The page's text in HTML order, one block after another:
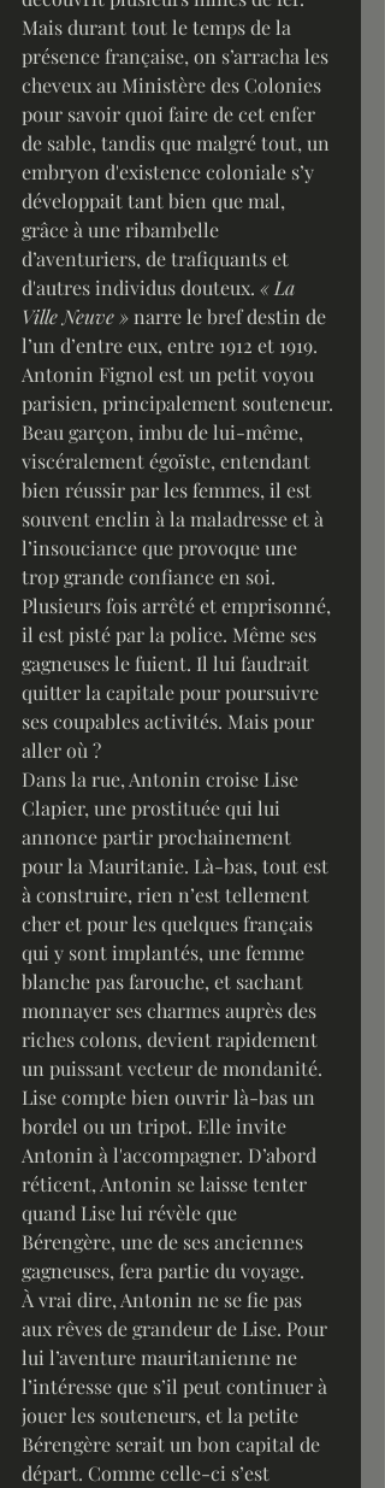
Mais durant tout le temps de la
présence française, on s’arracha les
cheveux au Ministère des Colonies
pour savoir quoi faire de cet enfer
de sable, tandis que malgré tout, un
embryon d'existence coloniale s’y
développait tant bien que mal,
grâce à une ribambelle
d’aventuriers, de trafiquants et
d'autres individus douteux. « La
Ville Neuve » narre le bref destin de
l’un d’entre eux, entre 1912 et 1919.
Antonin Fignol est un petit voyou
parisien, principalement souteneur.
Beau garçon, imbu de lui-même,
viscéralement égoïste, entendant
bien réussir par les femmes, il est
souvent enclin à la maladresse et à
l’insouciance que provoque une
trop grande confiance en soi.
Plusieurs fois arrêté et emprisonné,
il est pisté par la police. Même ses
gagneuses le fuient. Il lui faudrait
quitter la capitale pour poursuivre
ses coupables activités. Mais pour
aller où ?
Dans la rue, Antonin croise Lise
Clapier, une prostituée qui lui
annonce partir prochainement
pour la Mauritanie. Là-bas, tout est
à construire, rien n’est tellement
cher et pour les quelques français
qui y sont implantés, une femme
blanche pas farouche, et sachant
monnayer ses charmes auprès des
riches colons, devient rapidement
un puissant vecteur de mondanité.
Lise compte bien ouvrir là-bas un
bordel ou un tripot. Elle invite
Antonin à l'accompagner. D’abord
réticent, Antonin se laisse tenter
quand Lise lui révèle que
Bérengère, une de ses anciennes
gagneuses, fera partie du voyage.
À vrai dire, Antonin ne se fie pas
aux rêves de grandeur de Lise. Pour
lui l’aventure mauritanienne ne
l’intéresse que s’il peut continuer à
jouer les souteneurs, et la petite
Bérengère serait un bon capital de
départ. Comme celle-ci s’est